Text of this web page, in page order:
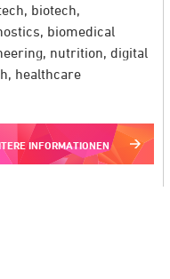
biotech,
biomedical
nutrition, digital
healthcare
INFORMATIONEN